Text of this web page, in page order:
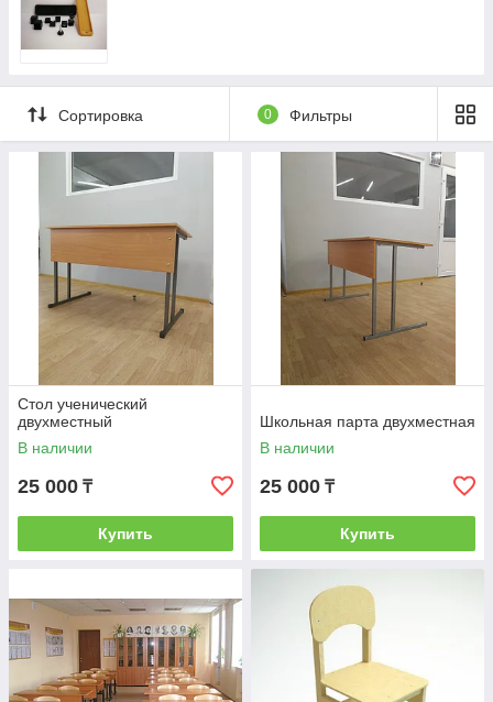
Мебель для учебных заведений.
Наша компания имеет большой опыт
оснащения средних и высших учебных
заведений. Аудиторная мебель, компьютерные
классы, специализированная лабораторная
мебель всех ростовых групп, как традиционных
моделей, так и новых передовых разработок.
Учитывая специфику заказчика и его
пожелания, в каждом отдельном случае мы
готовы разработать свои отдельные модели
Сортировка 0 Фильтры
Стол ученический
двухместный
В наличии
25 000 ₸
Купить
Школьная парта двухместная
В наличии
25 000 ₸
Купить